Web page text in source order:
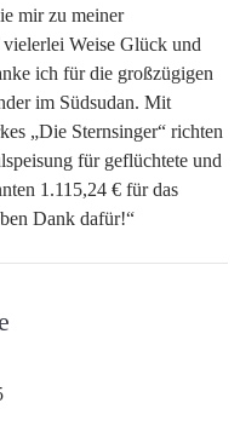
mir zu meiner
Weise Glück und
ich für die großzügigen
im Südsudan. Mit
„Die Sternsinger“ richten
für geflüchtete und
1.115,24 € für das
Dank dafür!“